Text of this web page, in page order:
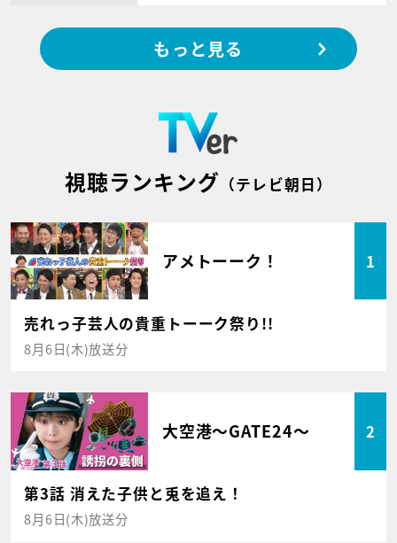
もっと見る
視聴ランキング （テレビ朝日）
アメトーーク！ 1
売れっ子芸人の貴重トーーク祭り!!
8月6日(木)放送分
大空港～GATE24～ 2
第3話 消えた子供と兎を追え！
8月6日(木)放送分